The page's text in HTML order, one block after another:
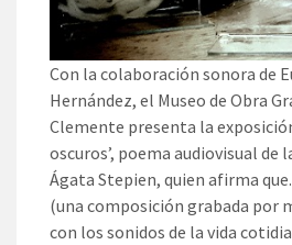
Con la colaboración sonora de
Hernández, el Museo de Obra
Clemente presenta la
oscuros’, poema audiovisual de
Ágata Stepien, quien afirma
(una composición grabada por
con los sonidos de la vida